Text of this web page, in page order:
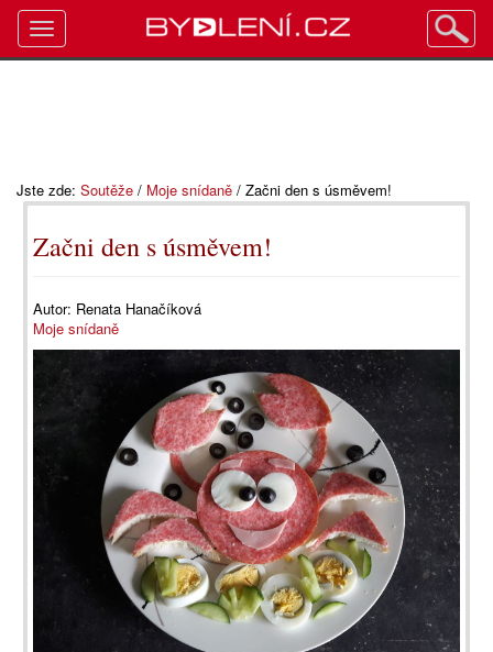
Jste zde: Soutěže / Moje snídaně / Začni den s úsměvem!
Začni den s úsměvem!
Autor: Renata Hanačíková
Moje snídaně
Toggle
navigation